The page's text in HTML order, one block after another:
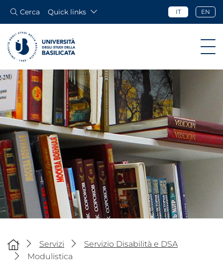
Cerca Quick links IT EN
Servizi
Servizio Disabilità e DSA
Modulistica